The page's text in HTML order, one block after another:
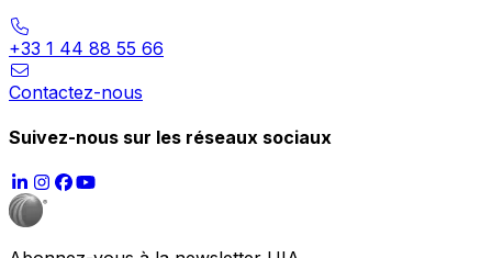
+33 1 44 88 55 66
Contactez-nous
Suivez-nous sur les réseaux sociaux